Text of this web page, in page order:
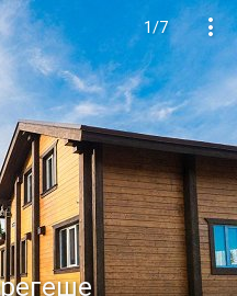

1/7